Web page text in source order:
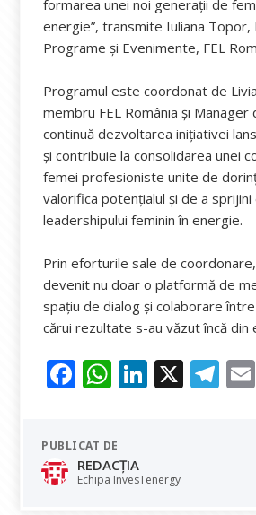
formarea unei noi generații de
energie”, transmite Iuliana Topor,
Programe și Evenimente, FEL
Programul este coordonat de
membru FEL România și
continuă dezvoltarea inițiativei
și contribuie la consolidarea unei
femei profesioniste unite de
valorifica potențialul și de a sprijini
leadershipului feminin în energie.
Prin eforturile sale de
devenit nu doar o platformă de
spațiu de dialog și colaborare
cărui rezultate s-au văzut încă din
F
ac
b
o
W
h
s
A
Li
n
dI
X T
el
PUBLICAT DE
REDACȚIA
Echipa InvesTenergy